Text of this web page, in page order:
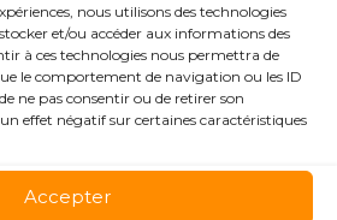
nous utilisons des technologies
et/ou accéder aux informations des
à ces technologies nous permettra de
le comportement de navigation ou les ID
ne pas consentir ou de retirer son
effet négatif sur certaines caractéristiques
Accepter
des leaders de la
Grallet, Le Point